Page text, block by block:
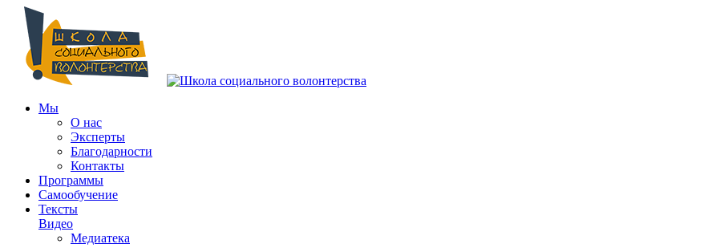
Мы
О нас
Эксперты
Благодарности
Контакты
Программы
Самообучение
Тексты
Видео
Медиатека